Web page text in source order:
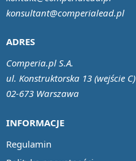
INFORMACJE
Regulamin
ADRES
Comperia.pl S.A.
ul. Konstruktorska 13 (wejście C)
02-673 Warszawa
konsultant@comperialead.pl